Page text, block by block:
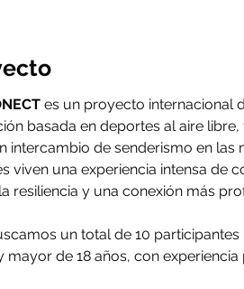
es un proyecto internacional
basada en deportes al aire
intercambio de senderismo en las
viven una experiencia intensa de
resiliencia y una conexión más
un total de 10
de 18 años, con experiencia